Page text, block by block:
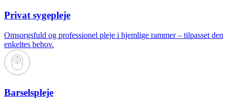
Privat sygepleje
Omsorgsfuld og professionel pleje i hjemlige rammer – tilpasset den
enkeltes behov.
Barselspleje